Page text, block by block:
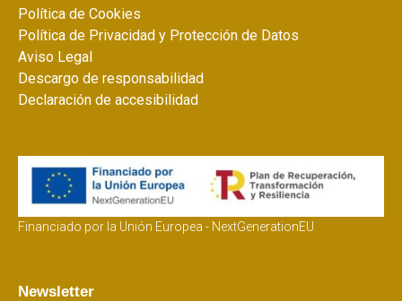
Política de Cookies
Política de Privacidad y Protección de Datos
Aviso Legal
Descargo de responsabilidad
Declaración de accesibilidad
Financiado por la Unión Europea - NextGenerationEU
Newsletter